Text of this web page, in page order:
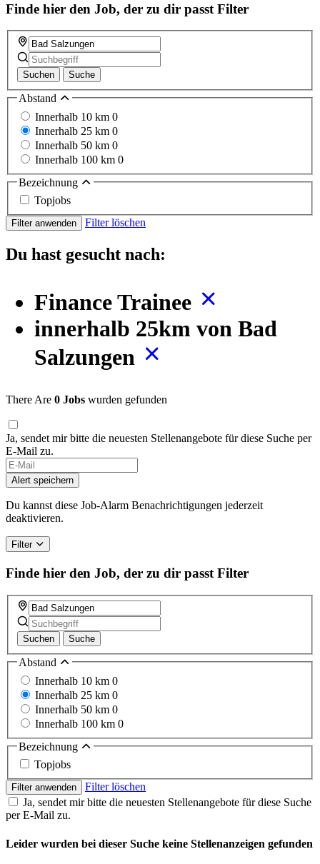
Finde hier den Job, der zu dir passt Filter
Suchen Suche
Abstand
Innerhalb 10 km 0
Innerhalb 25 km 0
Innerhalb 50 km 0
Innerhalb 100 km 0
Bezeichnung
Topjobs
Filter anwenden Filter löschen
Du hast gesucht nach:
Finance Trainee
innerhalb 25km von Bad
Salzungen
There Are 0 Jobs wurden gefunden
Ja, sendet mir bitte die neuesten Stellenangebote für diese Suche per
E-Mail zu.
Alert speichern
Du kannst diese Job-Alarm Benachrichtigungen jederzeit
deaktivieren.
Filter
Finde hier den Job, der zu dir passt Filter
Suchen Suche
Abstand
Innerhalb 10 km 0
Innerhalb 25 km 0
Innerhalb 50 km 0
Innerhalb 100 km 0
Bezeichnung
Topjobs
Filter anwenden
Filter löschen
Ja, sendet mir bitte die neuesten Stellenangebote für diese Suche
per E-Mail zu.
Leider wurden bei dieser Suche keine Stellenanzeigen gefunden